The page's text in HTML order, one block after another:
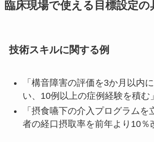
臨床現場で使える目標設定の
技術スキルに関する例
「構音障害の評価を3か月以内
い、10例以上の症例経験を積む」
「摂食嚥下の介入プログラムを
者の経口摂取率を前年より10％